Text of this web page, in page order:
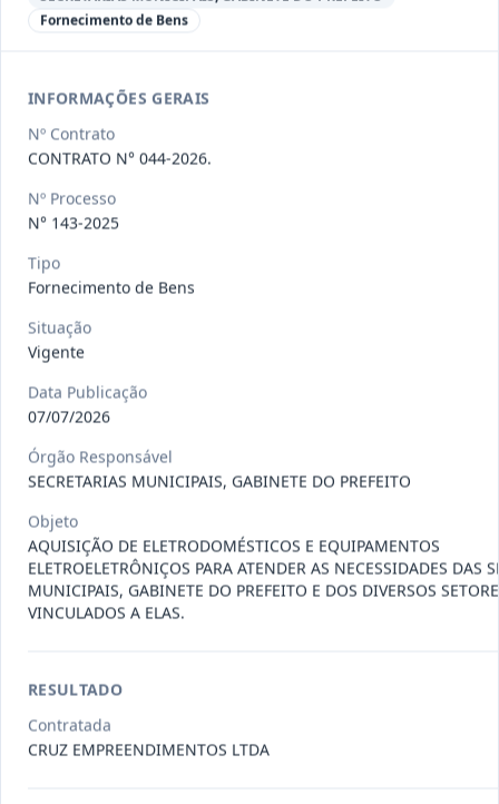
Outros
Situação:
098-2026
Prestação
de
Situação
109-
2026
Fornecimento, sob demanda, de itens
de hortifruti (frutas, l...
Situação: Vigente Data:22/07/2026 Ver detalhes
Situação: Concluído Data :15/07/2026
Fornecimento de Bens
INFORMAÇÕES GERAIS
Nº Contrato
CONTRATO N° 044-2026.
Nº Processo
N° 143-2025
Tipo
Fornecimento de Bens
Situação
Vigente
Data Publicação
07/07/2026
Órgão Responsável
SECRETARIAS MUNICIPAIS, GABINETE DO PREFEITO
Objeto
AQUISIÇÃO DE ELETRODOMÉSTICOS E EQUIPAMENTOS
ELETROELETRÔNIÇOS PARA ATENDER AS NECESSIDADES DAS
MUNICIPAIS, GABINETE DO PREFEITO E DOS DIVERSOS
VINCULADOS A ELAS.
RESULTADO
Contratada
CRUZ EMPREENDIMENTOS LTDA